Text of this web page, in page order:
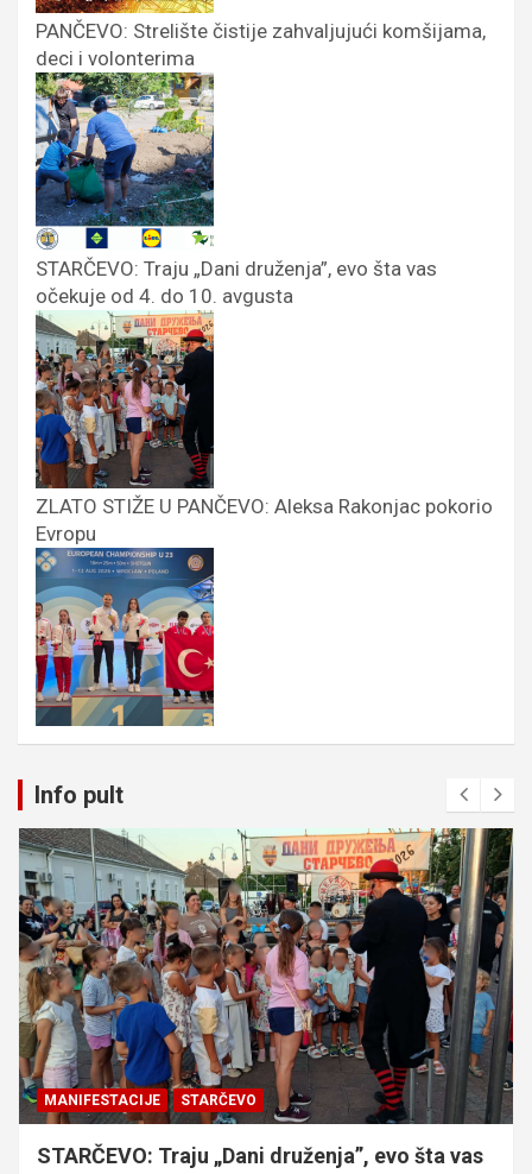
PANČEVO: Strelište čistije zahvaljujući komšijama,
deci i volonterima
STARČEVO: Traju „Dani druženja”, evo šta vas
očekuje od 4. do 10. avgusta
ZLATO STIŽE U PANČEVO: Aleksa Rakonjac pokorio
Evropu
Info pult
MANIFESTACIJE STARČEVO
STARČEVO: Traju „Dani druženja”, evo šta vas